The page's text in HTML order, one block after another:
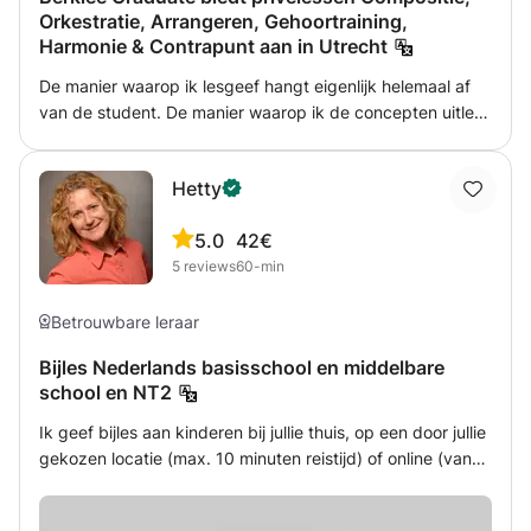
de vereisten. Tenzij je je wilt richten op specifieke
vaardigheden, probeer ik spreken en luisteren op te
nemen tijdens de sessie, terwijl lees- en schrijfoefeningen
als huiswerk worden gegeven. Grammaticapunten worden
Orkestratie, Arrangeren, Gehoortraining,
Harmonie & Contrapunt aan in Utrecht
De manier waarop ik lesgeef hangt eigenlijk helemaal af
van de student. De manier waarop ik de concepten uitleg,
halfgevorderd of gevorderd persoon is en of hij of zij
enige ervaring heeft met het onderwerp. Elke student
heeft verschillende behoeften en verschillende
capaciteiten. Het is gewoon een kwestie van de student
punten te identificeren waaraan gewerkt kan worden.
Hetty
5.0
5 reviews
42€
60-min
Betrouwbare leraar
Bijles Nederlands basisschool en middelbare
school en NT2
Ik geef bijles aan kinderen bij jullie thuis, op een door jullie
gekozen locatie (max. 10 minuten reistijd) of online (vanaf